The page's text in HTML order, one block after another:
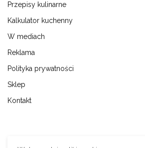
Przepisy kulinarne
Kalkulator kuchenny
W mediach
Reklama
Polityka prywatności
Sklep
Kontakt